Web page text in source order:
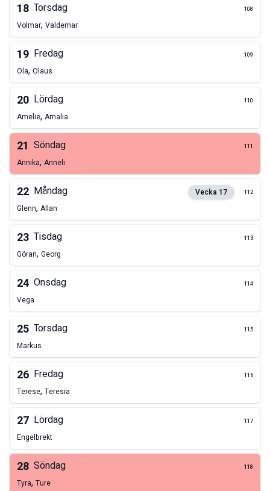
18 Torsdag 108
Volmar, Valdemar
19 Fredag 109
Ola, Olaus
20 Lördag 110
Amelie, Amalia
21 Söndag 111
Annika, Anneli
22 Måndag Vecka 17 112
Glenn, Allan
23 Tisdag 113
Göran, Georg
24 Onsdag 114
Vega
25 Torsdag 115
Markus
26 Fredag 116
Terese, Teresia
27 Lördag 117
Engelbrekt
28 Söndag 118
Tyra, Ture